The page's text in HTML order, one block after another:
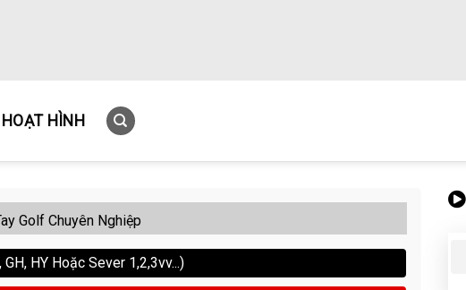
HOẠT HÌNH
Golf Chuyên Nghiệp
HY Hoặc Sever 1,2,3vv...)